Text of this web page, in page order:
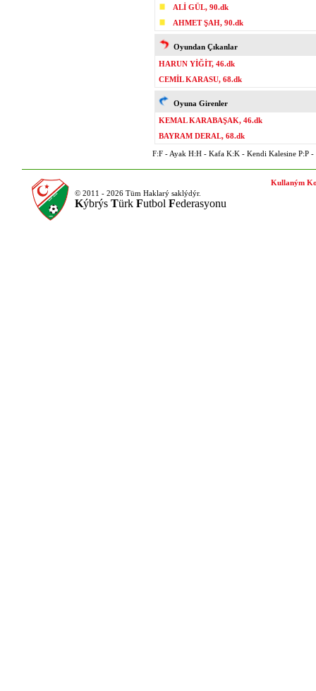
ALİ GÜL, 90.dk
AHMET ŞAH, 90.dk
Oyundan Çıkanlar
HARUN YİĞİT, 46.dk
CEMİL KARASU, 68.dk
Oyuna Girenler
KEMAL KARABAŞAK, 46.dk
BAYRAM DERAL, 68.dk
F:F - Ayak H:H - Kafa K:K - Kendi Kalesine P:P -
© 2011 - 2026 Tüm Haklarý saklýdýr.
Kýbrýs Türk Futbol Federasyonu
Kullaným